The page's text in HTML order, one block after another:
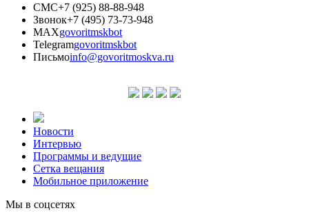
СМС+7 (925) 88-88-948
Звонок+7 (495) 73-73-948
MAXgovoritmskbot
Telegramgovoritmskbot
Письмоinfo@govoritmoskva.ru
Новости
Интервью
Программы и ведущие
Сетка вещания
Мобильное приложение
Мы в соцсетях